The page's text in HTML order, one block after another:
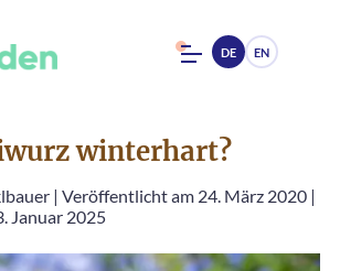
DE EN
winterhart?
| Veröffentlicht am 24. März 2020 |
Januar 2025